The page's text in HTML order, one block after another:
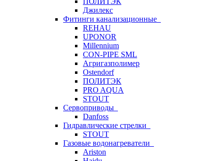
Джилекс
Фитинги канализационные
REHAU
UPONOR
Millennium
CON-PIPE SML
Агригазполимер
Ostendorf
ПОЛИТЭК
PRO AQUA
STOUT
Сервоприводы
Danfoss
Гидравлические стрелки
STOUT
Газовые водонагреватели
Ariston